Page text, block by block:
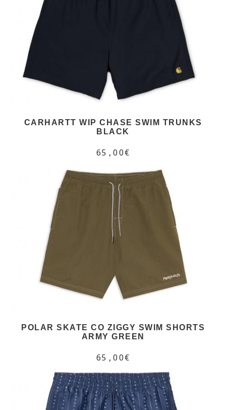
CARHARTT WIP CHASE SWIM TRUNKS
BLACK
65,00€
POLAR SKATE CO ZIGGY SWIM SHORTS
ARMY GREEN
65,00€